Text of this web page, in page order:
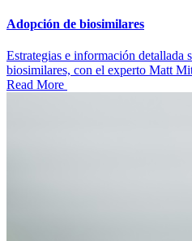
Adopción de biosimilares
Estrategias e información detallada
biosimilares, con el experto Matt
Read More